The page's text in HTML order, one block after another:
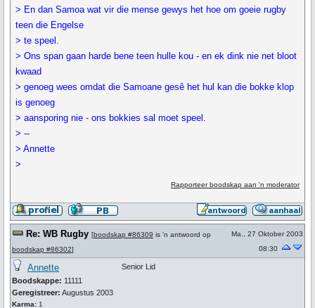
> En dan Samoa wat vir die mense gewys het hoe om goeie rugby
teen die Engelse
> te speel.
> Ons span gaan harde bene teen hulle kou - en ek dink nie net bloot
kwaad
> genoeg wees omdat die Samoane gesê het hul kan die bokke klop
is genoeg
> aansporing nie - ons bokkies sal moet speel.
> --
> Annette
>
Rapporteer boodskap aan 'n moderator
Re: WB Rugby [boodskap #86309 is 'n antwoord op
boodskap #86302]
Ma., 27 Oktober 2003
08:30
Annette
Boodskappe: 11111
Geregistreer: Augustus 2003
Karma: 1
Senior Lid